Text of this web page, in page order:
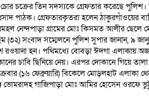
চক্রের তিন সদস্যকে গ্রেফতার করেছে পুলিশ।
পাঠক। গ্রেফতারকৃতরা হলেন ঠাকুরগাঁওয়ের
নেন্দপাড়া গ্রামের মোঃ কিসমত আলীর
সংবাদ সম্মেলনে পুলিশ সুপার জানান, ৯
রওয়ানা হন। পথিমধ্যে বোবড়া ঈদগা এলাকায়
চাবি ছিনিয়ে নেয়। এরপর দোকানে গিয়ে
(১৬ ফেব্রুয়ারি) বিকেলে মোড়লহাট
ভোমরাদহ গাজিপাড়া মোঃ আমির হোসেন ওরফে